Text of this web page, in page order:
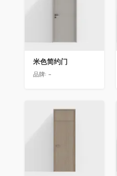
米色简约门
品牌: -
收藏